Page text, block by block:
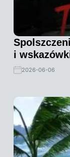
i
2026-06-06